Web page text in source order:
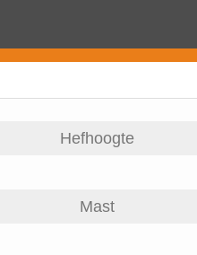
Hefhoogte
Mast